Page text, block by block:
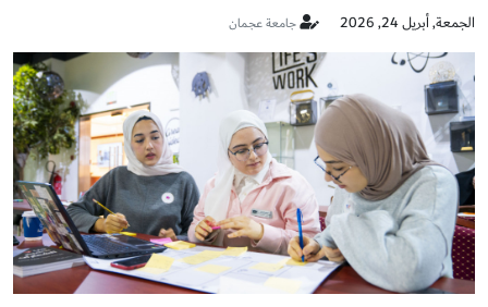
الجمعة, أبريل 24, 2026 جامعة عجمان